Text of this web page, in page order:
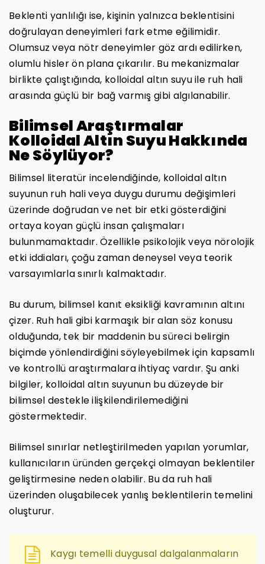
Beklenti yanlılığı ise, kişinin yalnızca beklentisini
doğrulayan deneyimleri fark etme eğilimidir.
Olumsuz veya nötr deneyimler göz ardı edilirken,
olumlu hisler ön plana çıkarılır. Bu mekanizmalar
birlikte çalıştığında, kolloidal altın suyu ile ruh hali
arasında güçlü bir bağ varmış gibi algılanabilir.
Bilimsel Araştırmalar
Kolloidal Altın Suyu Hakkında
Ne Söylüyor?
Bilimsel literatür incelendiğinde, kolloidal altın
suyunun ruh hali veya duygu durumu değişimleri
üzerinde doğrudan ve net bir etki gösterdiğini
ortaya koyan güçlü insan çalışmaları
bulunmamaktadır. Özellikle psikolojik veya nörolojik
etki iddiaları, çoğu zaman deneysel veya teorik
varsayımlarla sınırlı kalmaktadır.
Bu durum, bilimsel kanıt eksikliği kavramının altını
çizer. Ruh hali gibi karmaşık bir alan söz konusu
olduğunda, tek bir maddenin bu süreci belirgin
biçimde yönlendirdiğini söyleyebilmek için kapsamlı
ve kontrollü araştırmalara ihtiyaç vardır. Şu anki
bilgiler, kolloidal altın suyunun bu düzeyde bir
bilimsel destekle ilişkilendirilemediğini
göstermektedir.
Bilimsel sınırlar netleştirilmeden yapılan yorumlar,
kullanıcıların üründen gerçekçi olmayan beklentiler
geliştirmesine neden olabilir. Bu da ruh hali
üzerinden oluşabilecek yanlış beklentilerin temelini
oluşturur.
Kaygı temelli duygusal dalgalanmaların